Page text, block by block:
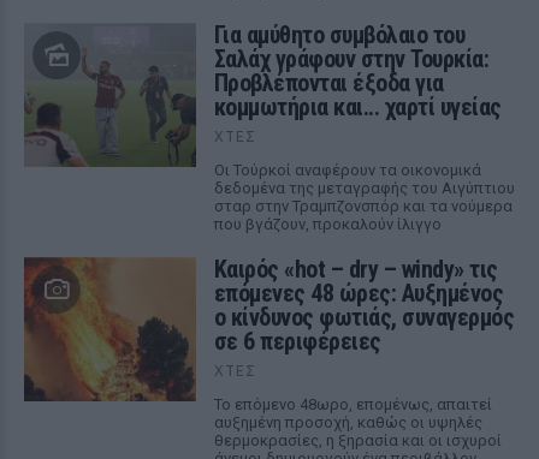
Για αμύθητο συμβόλαιο του
Σαλάχ γράφουν στην Τουρκία:
Προβλέπονται έξοδα για
κομμωτήρια και... χαρτί υγείας
ΧΤΕΣ
Οι Τούρκοί αναφέρουν τα οικονομικά
δεδομένα της μεταγραφής του Αιγύπτιου
σταρ στην Τραμπζονσπόρ και τα νούμερα
που βγάζουν, προκαλούν ίλιγγο
Καιρός «hot – dry – windy» τις
επόμενες 48 ώρες: Αυξημένος
ο κίνδυνος φωτιάς, συναγερμός
σε 6 περιφέρειες
ΧΤΕΣ
Το επόμενο 48ωρο, επομένως, απαιτεί
αυξημένη προσοχή, καθώς οι υψηλές
θερμοκρασίες, η ξηρασία και οι ισχυροί